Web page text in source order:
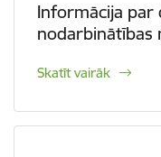
Informācija par
nodarbinātības
Skatīt vairāk